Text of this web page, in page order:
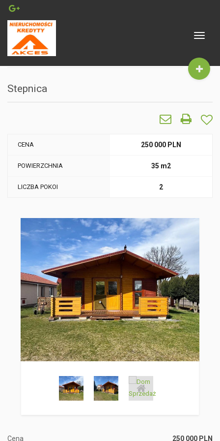
Toggle
Stepnica
CENA 250 000 PLN
POWIERZCHNIA 35 m2
LICZBA POKOI 2
Cena 250 000 PLN